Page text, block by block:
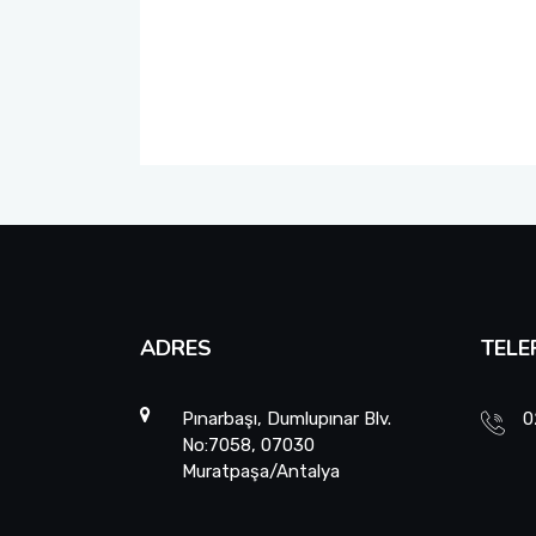
ADRES
Pınarbaşı, Dumlupınar Blv.
No:7058, 07030
Muratpaşa/Antalya